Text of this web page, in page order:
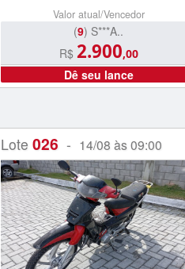
Valor atual/Vencedor
(9) S***A..
R$ 2.900,00
Dê seu lance
Lote 026 - 14/08 às 09:00